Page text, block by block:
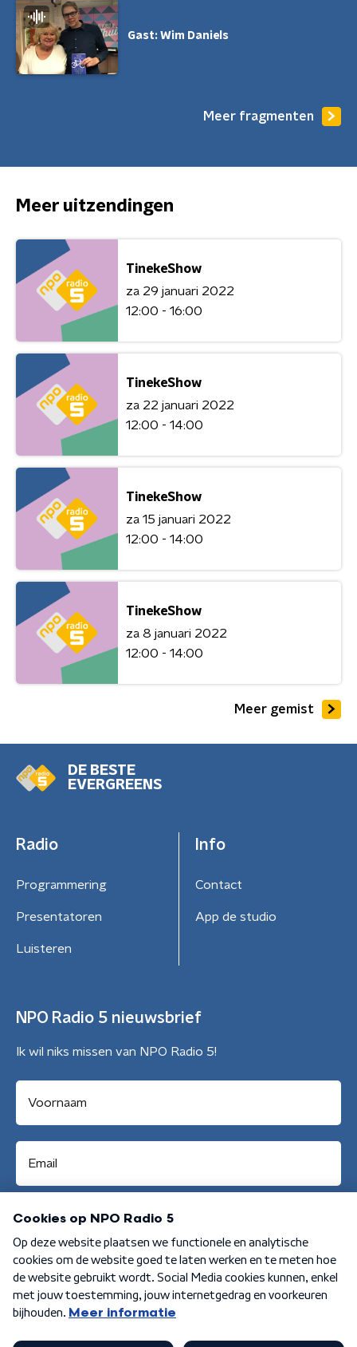
Gast: Wim Daniels
Meer fragmenten
Meer uitzendingen
TinekeShow
za 29 januari 2022
12:00 - 16:00
TinekeShow
za 22 januari 2022
12:00 - 14:00
TinekeShow
za 15 januari 2022
12:00 - 14:00
TinekeShow
za 8 januari 2022
12:00 - 14:00
Meer gemist
DE BESTE
EVERGREENS
Radio
Programmering
Presentatoren
Luisteren
Info
Contact
App de studio
NPO Radio 5 nieuwsbrief
Ik wil niks missen van NPO Radio 5!
Aanmelden
Algemene voorwaarden